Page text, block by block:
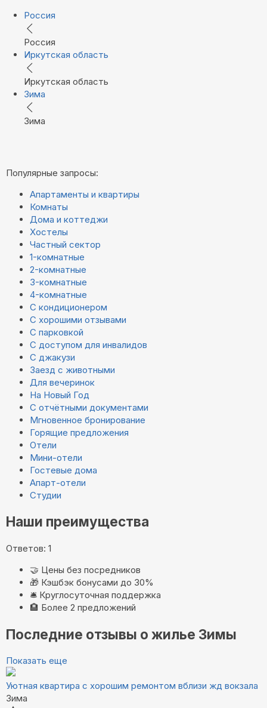
Россия
Россия
Иркутская область
Иркутская область
Зима
Зима
Популярные запросы:
Апартаменты и квартиры
Комнаты
Дома и коттеджи
Хостелы
Частный сектор
1-комнатные
2-комнатные
3-комнатные
4-комнатные
С кондиционером
С хорошими отзывами
С парковкой
С доступом для инвалидов
С джакузи
Заезд с животными
Для вечеринок
На Новый Год
С отчётными документами
Мгновенное бронирование
Горящие предложения
Отели
Мини-отели
Гостевые дома
Апарт-отели
Студии
Наши преимущества
Ответов: 1
🤝 Цены без посредников
🎁 Кэшбэк бонусами до 30%
🛎️ Круглосуточная поддержка
🏨 Более 2 предложений
Последние отзывы о жилье Зимы
Показать еще
Уютная квартира с хорошим ремонтом вблизи жд вокзала
Зима